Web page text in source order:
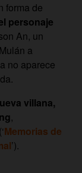
forma de
personaje
An, un
a
no aparece
villana,
,
Memorias de
’).